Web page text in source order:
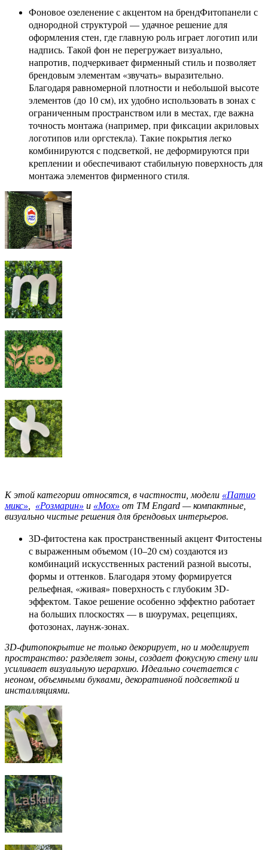
Фоновое озеленение с акцентом на брендФитопанели с
однородной структурой — удачное решение для
оформления стен, где главную роль играет логотип или
надпись. Такой фон не перегружает визуально,
напротив, подчеркивает фирменный стиль и позволяет
брендовым элементам «звучать» выразительно.
Благодаря равномерной плотности и небольшой высоте
элементов (до 10 см), их удобно использовать в зонах с
ограниченным пространством или в местах, где важна
точность монтажа (например, при фиксации акриловых
логотипов или оргстекла). Такие покрытия легко
комбинируются с подсветкой, не деформируются при
креплении и обеспечивают стабильную поверхность для
монтажа элементов фирменного стиля.
К этой категории относятся, в частности, модели «Патио
микс»
«Розмарин» и «Мох» от ТМ Engard — компактные,
визуально чистые решения для брендовых интерьеров.
3D-фитостена как пространственный акцент Фитостены
с выраженным объемом (10–20 см) создаются из
комбинаций искусственных растений разной высоты,
формы и оттенков. Благодаря этому формируется
рельефная, «живая» поверхность с глубоким 3D-
эффектом. Такое решение особенно эффектно работает
на больших плоскостях — в шоурумах, рецепциях,
фотозонах, лаунж-зонах.
3D-фитопокрытие не только декорирует, но и моделирует
пространство: разделяет зоны, создает фокусную стену или
усиливает визуальную иерархию. Идеально сочетается с
неоном, объемными буквами, декоративной подсветкой и
инсталляциями.